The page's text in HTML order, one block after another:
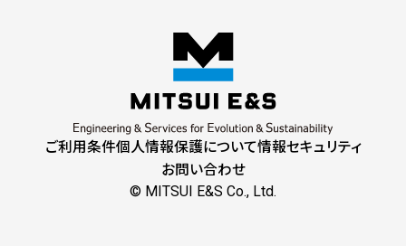
ご利用条件個人情報保護について情報セキュリティ
お問い合わせ
© MITSUI E&S Co., Ltd.